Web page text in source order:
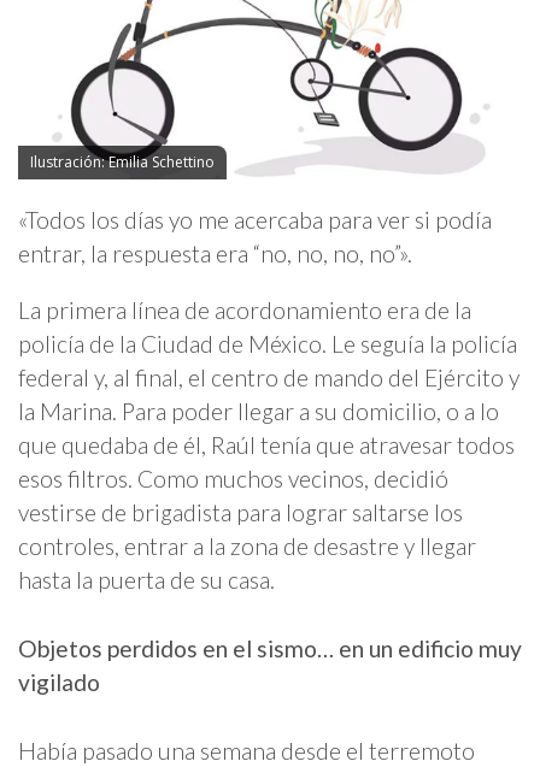
Ilustración: Emilia Schettino
«Todos los días yo me acercaba para ver si podía
entrar, la respuesta era “no, no, no, no”».
La primera línea de acordonamiento era de la
policía de la Ciudad de México. Le seguía la policía
federal y, al final, el centro de mando del Ejército y
la Marina. Para poder llegar a su domicilio, o a lo
que quedaba de él, Raúl tenía que atravesar todos
esos filtros. Como muchos vecinos, decidió
vestirse de brigadista para lograr saltarse los
controles, entrar a la zona de desastre y llegar
hasta la puerta de su casa.
Objetos perdidos en el sismo… en un edificio muy
vigilado
Había pasado una semana desde el terremoto